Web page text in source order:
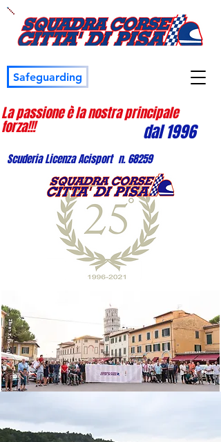
Safeguarding
La passione è la nostra principale
forza!!! dal 1996
Scuderia Licenza Acisport n. 68259